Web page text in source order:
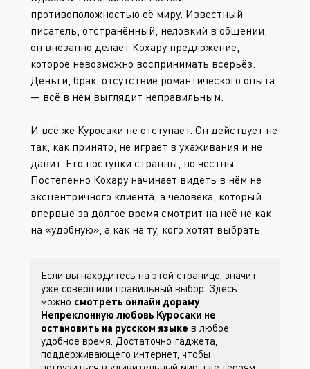
противоположностью её миру. Известный
писатель, отстранённый, неловкий в общении,
он внезапно делает Кохару предложение,
которое невозможно воспринимать всерьёз.
Деньги, брак, отсутствие романтического опыта
— всё в нём выглядит неправильным.
И всё же Куросаки не отступает. Он действует не
так, как принято, не играет в ухаживания и не
давит. Его поступки странны, но честны.
Постепенно Кохару начинает видеть в нём не
эксцентричного клиента, а человека, который
впервые за долгое время смотрит на неё не как
на «удобную», а как на ту, кого хотят выбрать.
Если вы находитесь на этой странице, значит
уже совершили правильный выбор. Здесь
можно смотреть онлайн дораму
Непреклонную любовь Куросаки не
остановить на русском языке в любое
удобное время. Достаточно гаджета,
поддерживающего интернет, чтобы